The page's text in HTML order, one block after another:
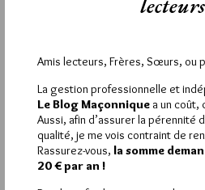
C’est lui qui avait déclaré » Le Juif
humain. Il faut renvoyer cette race
le fer, par le feu ou par l’expulsion
disparaisse ».
Peut-être qu’il en voulait à Jésus de
juif…??
Tant qu’a moi ce genre de type
Amis lecteurs, Frères, Sœurs, ou
La gestion professionnelle et
Le Blog Maçonnique a un coût,
Aussi, afin d’assurer la pérennité
qualité, je me vois contraint de
Rassurez-vous, la somme
20 € par an !